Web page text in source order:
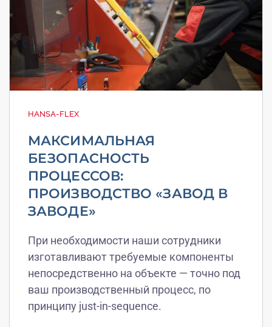
HANSA-FLEX
МАКСИМАЛЬНАЯ
БЕЗОПАСНОСТЬ
ПРОЦЕССОВ:
ПРОИЗВОДСТВО «ЗАВОД В
ЗАВОДЕ»
При необходимости наши сотрудники
изготавливают требуемые компоненты
непосредственно на объекте — точно под
ваш производственный процесс, по
принципу just-in-sequence.